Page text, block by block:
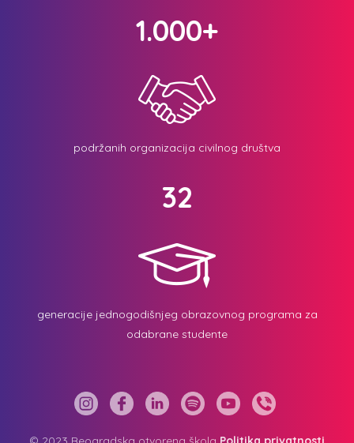
1.000+
podržanih organizacija civilnog društva
32
generacije jednogodišnjeg obrazovnog programa za
odabrane studente